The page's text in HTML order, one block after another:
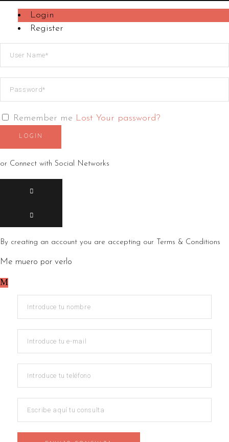
Login
Register
Remember me Lost Your password?
LOGIN
or Connect with Social Networks
By creating an account you are accepting our Terms & Conditions
Me muero por verlo